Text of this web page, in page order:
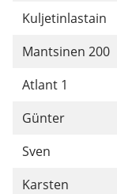
Kuljetinlastain
Mantsinen 200
Atlant 1
Günter
Sven
Karsten